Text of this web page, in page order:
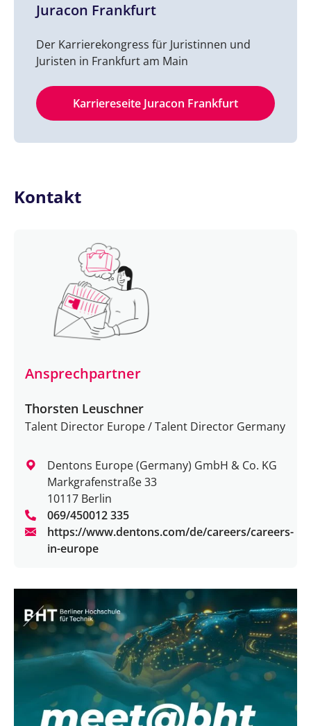
Juracon Frankfurt
Der Karrierekongress für Juristinnen und
Juristen in Frankfurt am Main
Karriereseite Juracon Frankfurt
Kontakt
Ansprechpartner
Thorsten Leuschner
Talent Director Europe / Talent Director Germany
Dentons Europe (Germany) GmbH & Co. KG
Markgrafenstraße 33
10117 Berlin
069/450012 335
https://www.dentons.com/de/careers/careers-
in-europe